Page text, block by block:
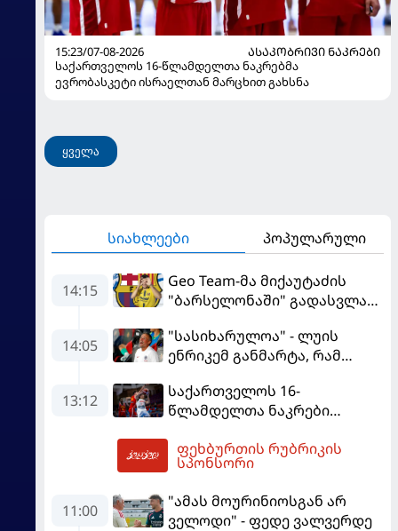
15:23/07-08-2026
ᲐᲡᲐᲙᲝᲑᲠᲘᲕᲘ ᲜᲐᲙᲠᲔᲑᲘ
საქართველოს 16-წლამდელთა ნაკრებმა
ევრობასკეტი ისრაელთან მარცხით გახსნა
ყველა
სიახლეები პოპულარული
14:15
Geo Team-მა მიქაუტაძის
"ბარსელონაში" გადასვლაზე
ინფორმაციაზე განმარტება
გააკეთა
14:05
"სასიხარულოა" - ლუის
ენრიკემ განმარტა, რამ
იუნაიტედთან" ნამატჩევს
13:12
საქართველოს 16-
წლამდელთა ნაკრები
დამარცხდა
ფეხბურთის რუბრიკის
სპონსორი
11:00
"ამას მოურინიოსგან არ
ველოდი" - ფედე ვალვერდე